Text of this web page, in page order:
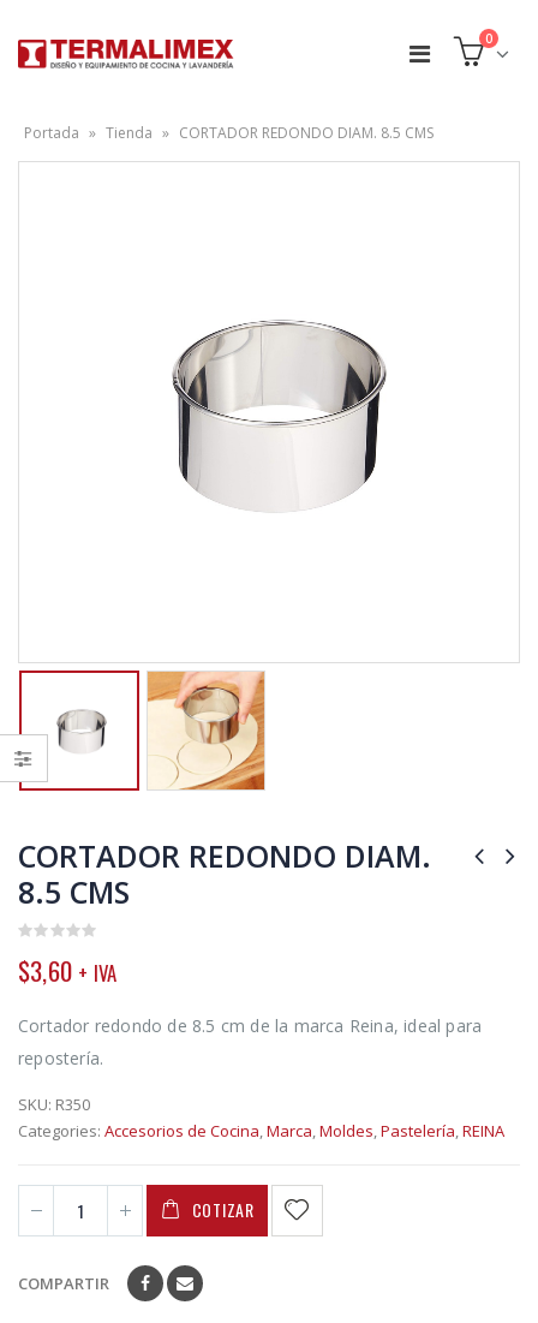
0
Portada » Tienda » CORTADOR REDONDO DIAM. 8.5 CMS
CORTADOR REDONDO DIAM.
8.5 CMS
out
of
$3,60 + IVA
Cortador redondo de 8.5 cm de la marca Reina, ideal para
repostería.
SKU: R350
Categories: Accesorios de Cocina,Marca,Moldes,Pastelería,REINA
COTIZAR
COMPARTIR